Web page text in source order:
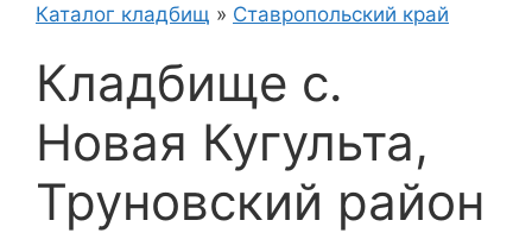
Каталог кладбищ » Ставропольский край
Кладбище с.
Новая Кугульта,
Труновский район